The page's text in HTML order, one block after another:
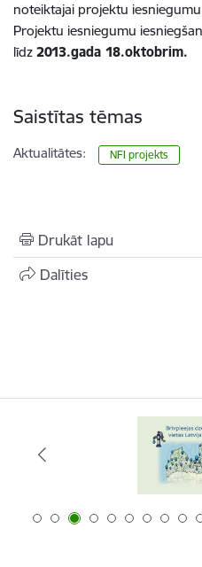
noteiktajai projektu
Projektu iesniegumu
līdz 2013.gada 18.oktobrim.
Saistītas tēmas
Aktualitātes: NFI projekts
Drukāt lapu
Dalīties